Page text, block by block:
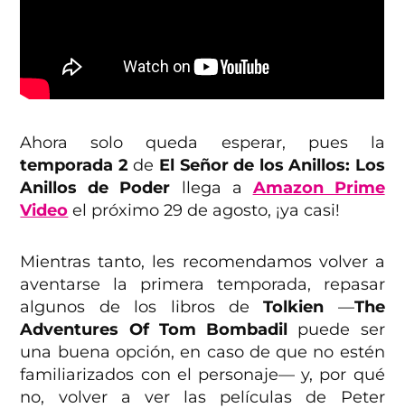
Ahora solo queda esperar, pues la
temporada 2de El Señor de los Anillos: Los
Anillos de Poder llega a Amazon Prime
Video el próximo 29 de agosto, ¡ya casi!
Mientras tanto, les recomendamos volver a
aventarse la primera temporada, repasar
algunos de los libros deTolkien —The
Adventures Of Tom Bombadil puede ser
una buena opción, en caso de que no estén
familiarizados con el personaje— y, por qué
no, volver a ver las películas de Peter